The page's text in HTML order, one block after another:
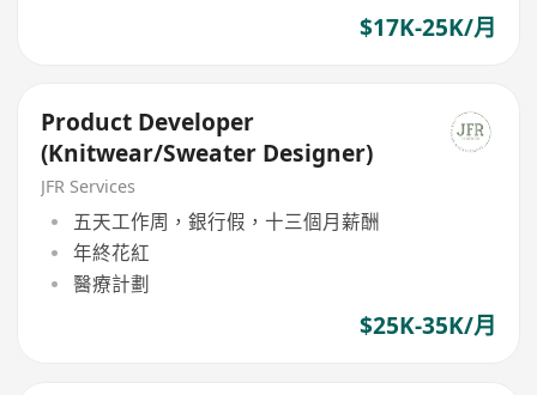
$17K-25K/月
Product Developer
(Knitwear/Sweater Designer)
JFR Services
五天工作周，銀行假，十三個月薪酬
年終花紅
醫療計劃
$25K-35K/月